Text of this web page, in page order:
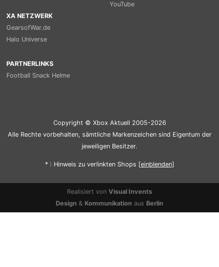
YouTube
XA NETZWERK
GearsofWar.de
Halo Universe
PARTNERLINKS
Football Snack Helme
Copyright © Xbox Aktuell 2005-2026
Alle Rechte vorbehalten, sämtliche Markenzeichen sind Eigentum der
jeweiligen Besitzer.
* : Hinweis zu verlinkten Shops [einblenden]
Realisiert von Visual Invents
Design & Kommunikation aus Berlin